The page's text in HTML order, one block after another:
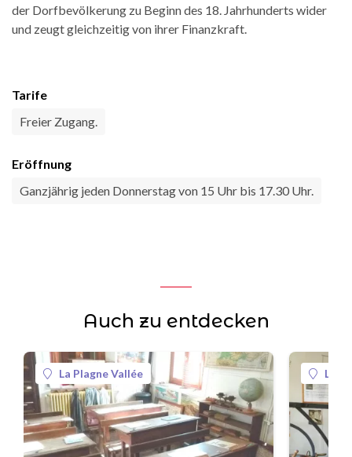
der Dorfbevölkerung zu Beginn des 18. Jahrhunderts wider
und zeugt gleichzeitig von ihrer Finanzkraft.
Tarife
Freier Zugang.
Eröffnung
Ganzjährig jeden Donnerstag von 15 Uhr bis 17.30 Uhr.
Auch zu entdecken
La Plagne Vallée La